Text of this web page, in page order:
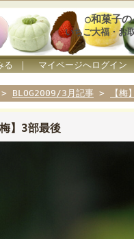
○和菓子
いちご大福・お
る ｜ マイページへログイン
> BLOG2009/3月記事 > 【梅
梅】3部最後